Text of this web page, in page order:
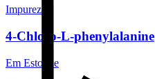
Impureza
4-Chloro-L-phenylalanine
Em Estoque